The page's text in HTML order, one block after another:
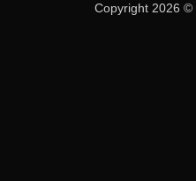
Copyright 2026 ©